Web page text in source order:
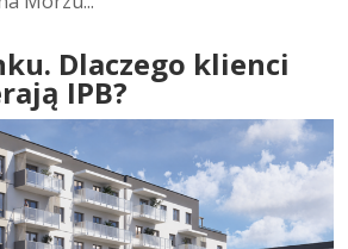
Dlaczego klienci
IPB?